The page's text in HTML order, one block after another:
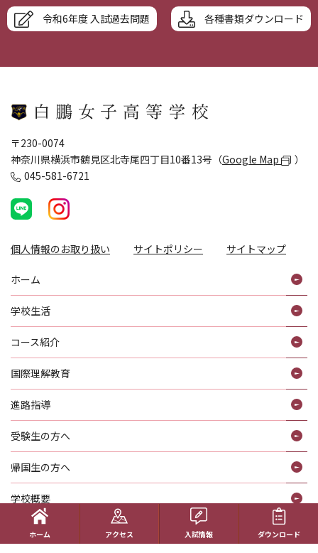
令和6年度 入試過去問題 各種書類ダウンロード
〒230-0074
神奈川県横浜市鶴見区北寺尾四丁目10番13号（Google Map
）
045-581-6721
個人情報のお取り扱い サイトポリシー サイトマップ
ホーム
学校生活
コース紹介
国際理解教育
進路指導
受験生の方へ
帰国生の方へ
学校概要
在校生の方へ
ホーム アクセス 入試情報 ダウンロード